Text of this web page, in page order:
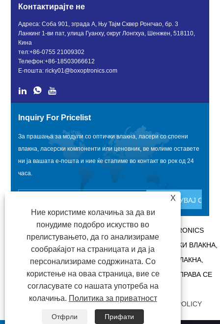
X
Ние користиме колачиња за да ви
понудиме подобро искуство во
прелистувањето, да го анализираме
сообраќајот на страницата и да ја
персонализираме содржината. Со
користење на оваа страница, вие се
согласувате со нашата употреба на
колачиња. Политика за приватност
Отфрли Прифати
Контактирајте не
Адреса: Соба 901, зграда А, Њу Тајм Сквер Ронгчао, бр. 3
Ланкинг 1-ви пат, улица Гуанху, округ Лонгхуа, Шенжен, 518110,
Кина
тел:+86-0755 21009302
Телефон:+86-18503066612
Е-пошта:ricky01@boxoptronics.com
Inquiry For Pricelist
За прашања за модули со оптички влакна, ласери со споени
влакна, ласерски компоненти или ценовник, ве молиме оставете
ни ја вашата е-пошта и ние ќе стапиме во контакт во рок од 24
часа.
АВТОРСКИ ПРАВА @ 2020 SHENZHEN BOX OPTRONICS
TECHNOLOGY CO., LTD. - КИНА МОДУЛИ ЗА ОПТИЧКИ ВЛАКНА,
ПРОИЗВОДИТЕЛИ НА ЛАСЕРИ ПОВРЗАНИ СО ВЛАКНА,
ДОБАВУВАЧИ НА ЛАСЕРСКИ КОМПОНЕНТИ СИТЕ ПРАВА СЕ
ЗАДРЖАНИ.
SITEMAP|RSS|XML|PRIVACY POLICY